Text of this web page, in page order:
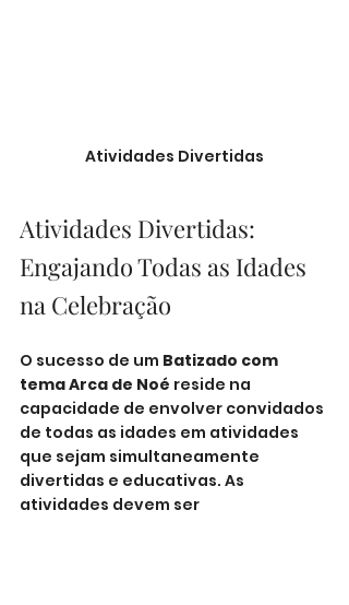
Atividades Divertidas
Atividades Divertidas:
Engajando Todas as Idades
na Celebração
O sucesso de um Batizado com
tema Arca de Noé reside na
capacidade de envolver convidados
de todas as idades em atividades
que sejam simultaneamente
divertidas e educativas. As
atividades devem ser